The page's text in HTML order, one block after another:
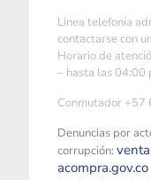
Linea telefonía
contactarse con
Horario de
– hasta las 04:00
Conmutador
Denuncias por
corrupción:
acompra.gov.co